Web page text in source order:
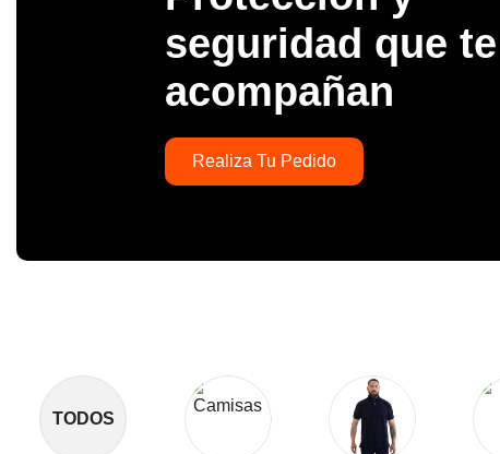
seguridad que te
acompañan
Realiza Tu Pedido
TODOS